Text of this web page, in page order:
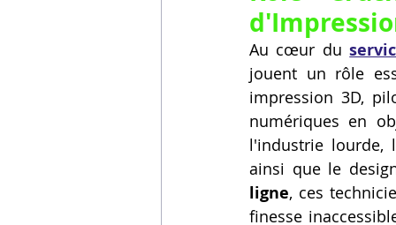
Au cœur du
jouent un rôle
impression 3D,
numériques en
l'industrie lourde,
ainsi que le
ligne, ces
finesse